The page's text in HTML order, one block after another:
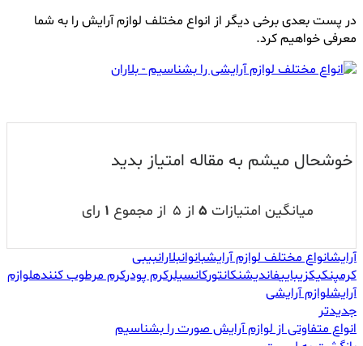
در پست بعدی برخی دیگر از انواع مختلف لوازم آرایش را به شما
معرفی خواهیم کرد.
خوشحال میشم به مقاله امتیاز بدید
میانگین امتیازات ۵ از ۵ از مجموع ۱ رای
آرایشانواع مختلف لوازم آرایشبانوانبلارانبیبی
کرمپنکیکزیباییفاندیشنکانتورکانسیلرکرم پودرکرم مرطوب کنندهلوازم
آرایشلوازم آرایشی
جدیدتر
انواع متفاوتی از لوازم آرایش صورت را بشناسیم